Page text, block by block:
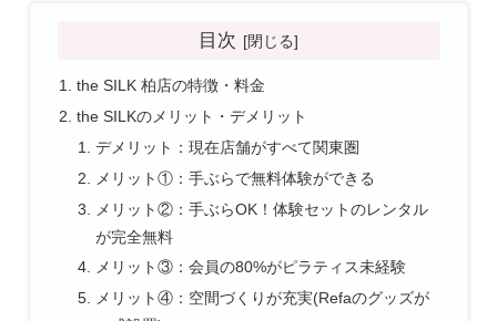
目次
the SILK 柏店の特徴・料金
the SILKのメリット・デメリット
デメリット：現在店舗がすべて関東圏
メリット①：手ぶらで無料体験ができる
メリット②：手ぶらOK！体験セットのレンタル
が完全無料
メリット③：会員の80%がピラティス未経験
メリット④：空間づくりが充実(Refaのグッズが